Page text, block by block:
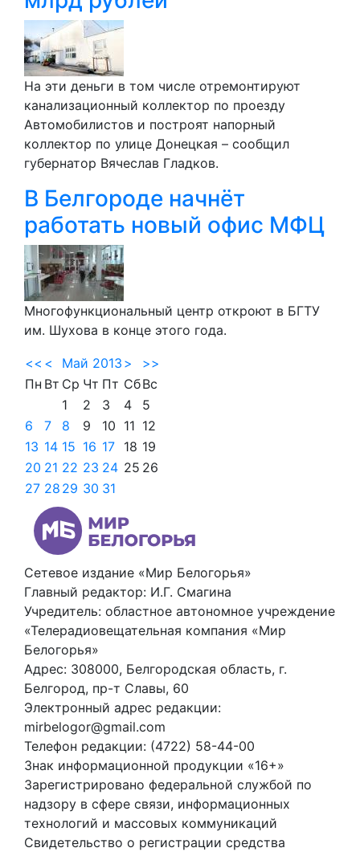
На эти деньги в том числе отремонтируют
канализационный коллектор по проезду
Автомобилистов и построят напорный
коллектор по улице Донецкая – сообщил
губернатор Вячеслав Гладков.
В Белгороде начнёт
работать новый офис МФЦ
Многофункциональный центр откроют в БГТУ
им. Шухова в конце этого года.
<< < Май 2013 >
>>
Пн Вт Ср Чт Пт СбВс
1
2 3 4
5
6
7 8 9 10 11 12
13 14 15 16 17 18 19
20 21 22 23 24 25 26
27 28 29 30 31
Сетевое издание «Мир Белогорья»
Главный редактор: И.Г. Смагина
Учредитель: областное автономное учреждение
«Телерадиовещательная компания «Мир
Белогорья»
Адрес: 308000, Белгородская область, г.
Белгород, пр-т Славы, 60
Электронный адрес редакции:
mirbelogor@gmail.com
Телефон редакции: (4722) 58-44-00
Знак информационной продукции «16+»
Зарегистрировано федеральной службой по
надзору в сфере связи, информационных
технологий и массовых коммуникаций
Свидетельство о регистрации средства